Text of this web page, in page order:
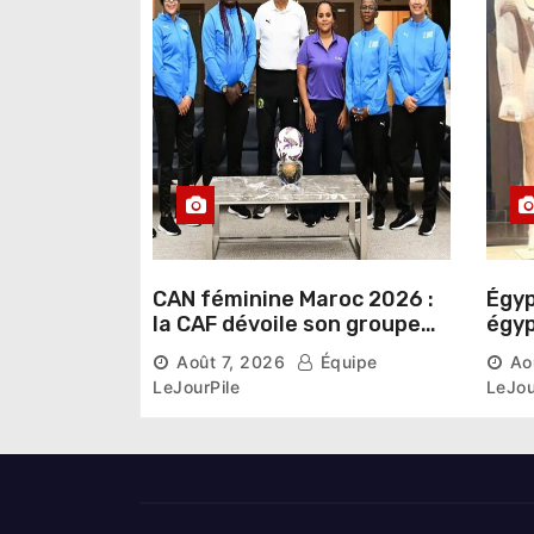
t
i
c
l
e
CAN féminine Maroc 2026 :
la CAF dévoile son groupe
d’experts chargé d’analyser
la compétition
Août 7, 2026
Équipe
LeJourPile
une